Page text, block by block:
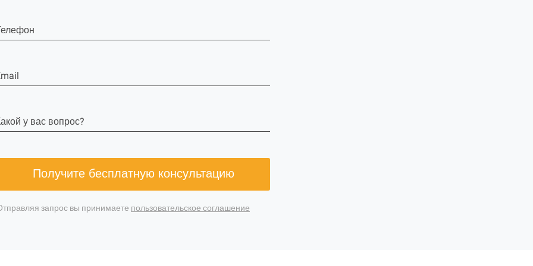
у вас вопрос?
Получите бесплатную консультацию
запрос вы принимаете пользовательское соглашение